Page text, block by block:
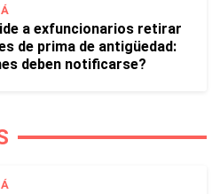
a exfuncionarios retirar
de prima de antigüedad:
deben notificarse?